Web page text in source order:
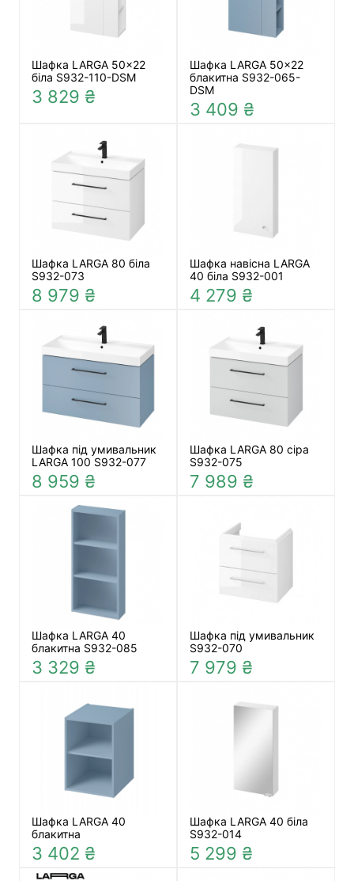
Шафка LARGA 50x22
біла S932-110-DSM
3 829 ₴
Шафка LARGA 50x22
блакитна S932-065-
DSM
3 409 ₴
Шафка LARGA 80 біла
S932-073
8 979 ₴
Шафка навісна LARGA
40 біла S932-001
4 279 ₴
Шафка під умивальник
LARGA 100 S932-077
8 959 ₴
Шафка LARGA 80 сіра
S932-075
7 989 ₴
Шафка LARGA 40
блакитна S932-085
3 329 ₴
Шафка під умивальник
S932-070
7 979 ₴
Шафка LARGA 40
блакитна
3 402 ₴
Шафка LARGA 40 біла
S932-014
5 299 ₴